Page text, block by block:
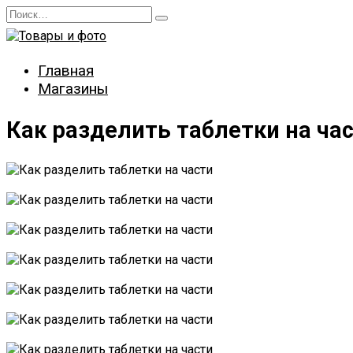
Перейти
к
содержанию
Search
for:
Главная
Магазины
Как разделить таблетки на